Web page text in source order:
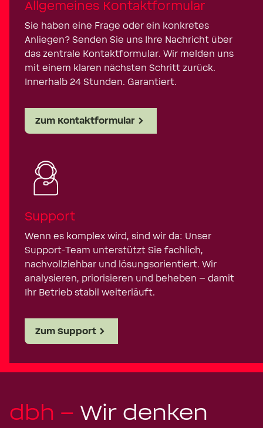
Allgemeines Kontaktformular
Sie haben eine Frage oder ein konkretes
Anliegen? Senden Sie uns Ihre Nachricht über
das zentrale Kontaktformular. Wir melden uns
mit einem klaren nächsten Schritt zurück.
Innerhalb 24 Stunden. Garantiert.
Zum Kontaktformular
Support
Wenn es komplex wird, sind wir da: Unser
Support-Team unterstützt Sie fachlich,
nachvollziehbar und lösungsorientiert. Wir
analysieren, priorisieren und beheben – damit
Ihr Betrieb stabil weiterläuft.
Zum Support
dbh – Wir denken